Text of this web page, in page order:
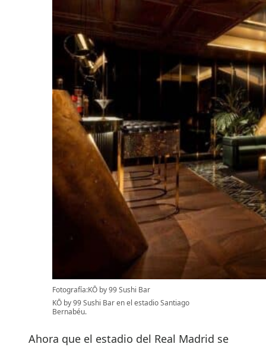
Fotografía:KŌ by 99 Sushi Bar
KŌ by 99 Sushi Bar en el estadio Santiago
Bernabéu.
Ahora que el estadio del Real Madrid se